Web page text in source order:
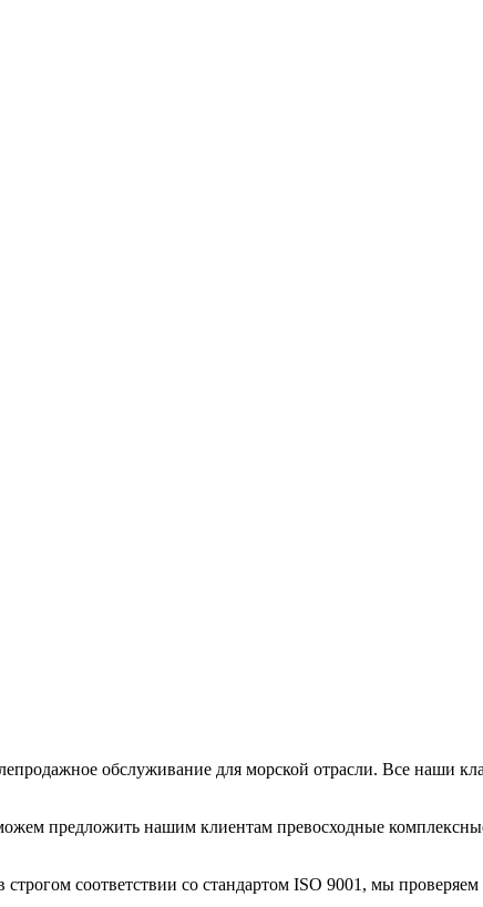
обслуживание для морской отрасли. Все наши
предложить нашим клиентам превосходные
соответствии со стандартом ISO 9001, мы